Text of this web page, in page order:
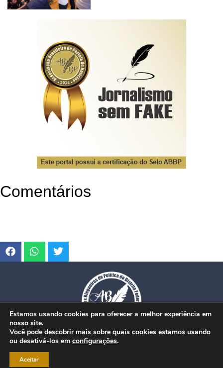
Comentários
© Copyright 2026. www.dfmobilidade.com.br - Todos os direitos reservados.
Estamos usando cookies para oferecer a melhor experiência em
nosso site.
Você pode descobrir mais sobre quais cookies estamos usando
ou desativá-los em configurações.
Aceitar